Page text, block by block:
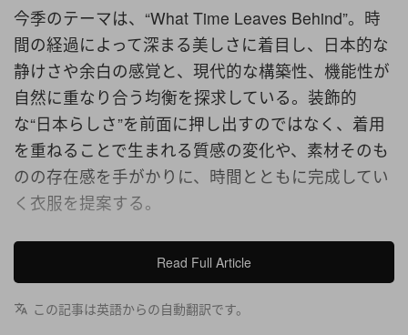
今季のテーマは、“What Time Leaves Behind”。時
間の経過によって深まる美しさに着目し、日本的な
静けさや余白の感覚と、現代的な構築性、機能性が
自然に重なり合う均衡を探求している。装飾的
な“日本らしさ”を前面に押し出すのではなく、着用
を重ねることで生まれる質感の変化や、素材そのも
のの存在感を手がかりに、時間とともに完成してい
く衣服を提案する。
コレクションの軸となるのは、長い時間の蓄積によ
って生まれた自然物や素材の表情から着想を得た4
つの色彩。経年した白磁の白、岩や石に宿る苔の
Read Full Article
この記事は英語からの自動翻訳です。